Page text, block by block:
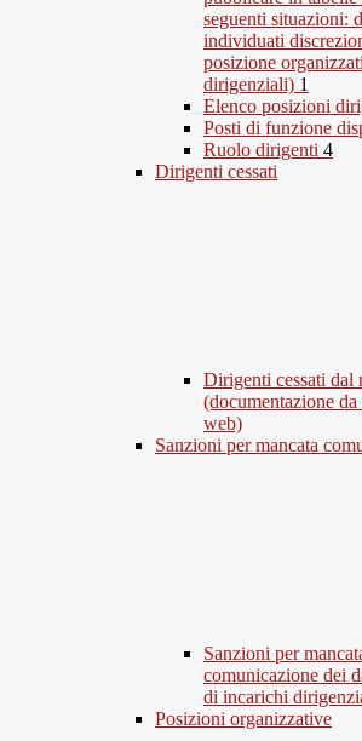
seguenti situazioni:
individuati
posizione
dirigenziali) 1
Elenco posizioni
Posti di funzione
Ruolo dirigenti 4
Dirigenti cessati
Dirigenti cessati dal
(documentazione
web)
Sanzioni per mancata
Sanzioni per
comunicazione dei
di incarichi
Posizioni organizzative